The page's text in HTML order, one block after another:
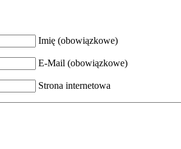
Imię (obowiązkowe)
E-Mail (obowiązkowe)
Strona internetowa